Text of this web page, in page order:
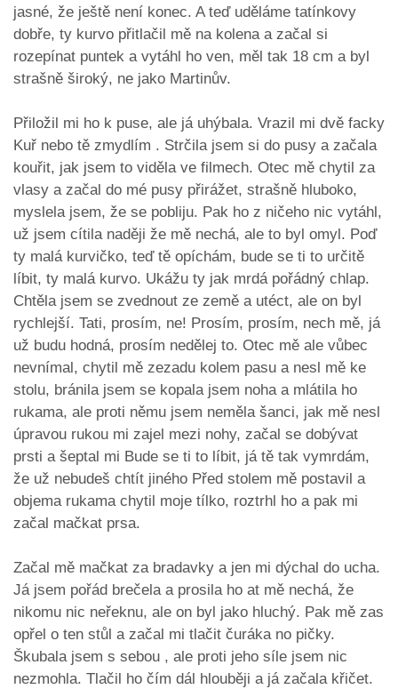
jasné, že ještě není konec. A teď uděláme tatínkovy
dobře, ty kurvo přitlačil mě na kolena a začal si
rozepínat puntek a vytáhl ho ven, měl tak 18 cm a byl
strašně široký, ne jako Martinův.
Přiložil mi ho k puse, ale já uhýbala. Vrazil mi dvě facky
Kuř nebo tě zmydlím . Strčila jsem si do pusy a začala
kouřit, jak jsem to viděla ve filmech. Otec mě chytil za
vlasy a začal do mé pusy přirážet, strašně hluboko,
myslela jsem, že se pobliju. Pak ho z ničeho nic vytáhl,
už jsem cítila naději že mě nechá, ale to byl omyl. Poď
ty malá kurvičko, teď tě opíchám, bude se ti to určitě
líbit, ty malá kurvo. Ukážu ty jak mrdá pořádný chlap.
Chtěla jsem se zvednout ze země a utéct, ale on byl
rychlejší. Tati, prosím, ne! Prosím, prosím, nech mě, já
už budu hodná, prosím nedělej to. Otec mě ale vůbec
nevnímal, chytil mě zezadu kolem pasu a nesl mě ke
stolu, bránila jsem se kopala jsem noha a mlátila ho
rukama, ale proti němu jsem neměla šanci, jak mě nesl
úpravou rukou mi zajel mezi nohy, začal se dobývat
prsti a šeptal mi Bude se ti to líbit, já tě tak vymrdám,
že už nebudeš chtít jiného Před stolem mě postavil a
objema rukama chytil moje tílko, roztrhl ho a pak mi
začal mačkat prsa.
Začal mě mačkat za bradavky a jen mi dýchal do ucha.
Já jsem pořád brečela a prosila ho at mě nechá, že
nikomu nic neřeknu, ale on byl jako hluchý. Pak mě zas
opřel o ten stůl a začal mi tlačit čuráka no pičky.
Škubala jsem s sebou , ale proti jeho síle jsem nic
nezmohla. Tlačil ho čím dál hlouběji a já začala křičet.